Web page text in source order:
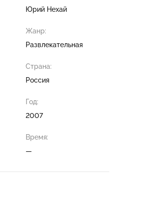
Юрий Нехай
Жанр:
Развлекательная
Страна:
Россия
Год:
2007
Время:
—